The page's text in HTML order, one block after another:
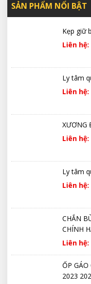
SẢN PHẨM NỔI BẬT
Kẹp giữ
Liên hệ:
Ly tâm
Liên hệ:
XƯƠNG
Liên hệ:
Ly tâm
Liên hệ:
CHẮN
CHÍNH
Liên hệ:
ỐP GÁO
2023